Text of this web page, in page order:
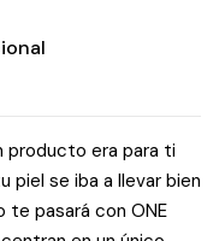
producto era para ti
piel se iba a llevar bien
pasará con ONE